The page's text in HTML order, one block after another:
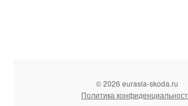
© 2026 eurasia-skoda.ru
Политика